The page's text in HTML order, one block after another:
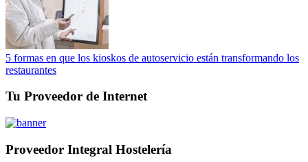
5 formas en que los kioskos de autoservicio están transformando los
restaurantes
Tu Proveedor de Internet
Proveedor Integral Hostelería